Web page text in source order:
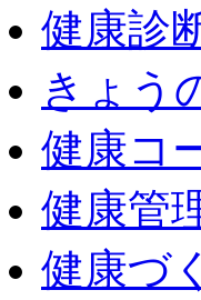
健康診
きょう
健康コ
健康管
健康づ